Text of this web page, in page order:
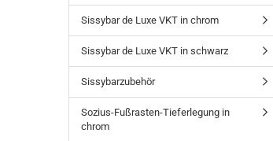
Sissybar de Luxe VKT in chrom
Sissybar de Luxe VKT in schwarz
Sissybarzubehör
Sozius-Fußrasten-Tieferlegung in
chrom